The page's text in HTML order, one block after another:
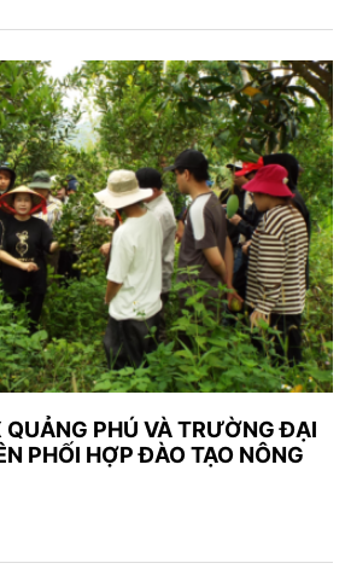
PHÚ VÀ TRƯỜNG ĐẠI
PHỐI HỢP ĐÀO TẠO NÔNG